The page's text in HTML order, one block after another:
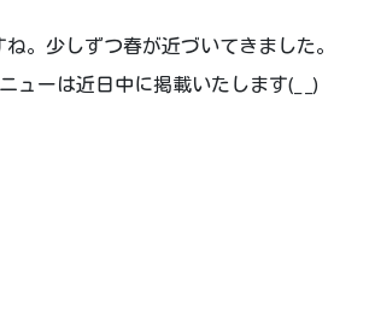
。少しずつ春が近づいてきました。
ューは近日中に掲載いたします(_ _)